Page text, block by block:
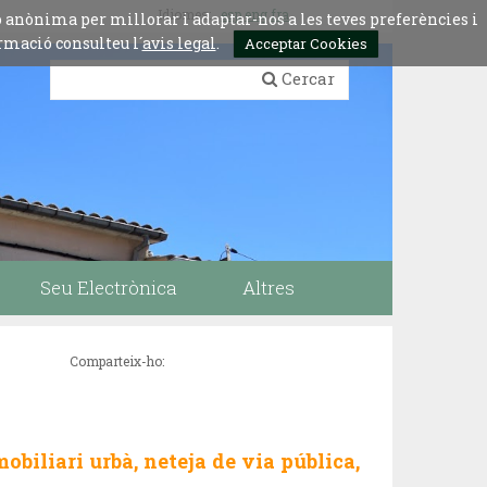
per millorar i adaptar-nos a les teves preferències i
consulteu l´avis legal. Acceptar Cookies
Idiomes:esp engfra
Cercar
Seu Electrònica Altres
Comparteix-ho:
urbà, neteja de via pública,